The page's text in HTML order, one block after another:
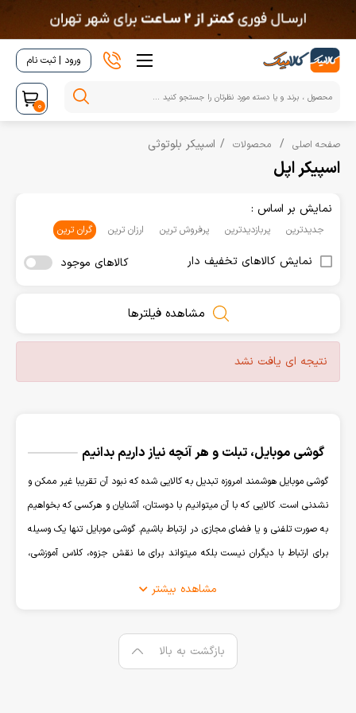
ورود | ثبت نام
0
صفحه اصلی محصولات اسپیکر بلوتوثی
اسپیکر اپل
نمایش بر اساس :
جدیدترین پربازدیدترین پرفروش ترین ارزان ترین گران ترین
نمایش کالاهای تخفیف دار کالاهای موجود
مشاهده فیلترها
نتیجه ای یافت نشد
گوشی موبایل، تبلت و هر آنچه نیاز داریم بدانیم
گوشی موبایل هوشمند امروزه تبدیل به کالایی شده که نبود آن تقریبا غیر ممکن و
نشدنی است. کالایی که با آن میتوانیم با دوستان، آشنایان و هرکسی که بخواهیم
به صورت تلفنی و یا فضای مجازی در ارتباط باشیم. گوشی موبایل تنها یک وسیله
برای ارتباط با دیگران نیست بلکه میتواند برای ما نقش جزوه، کلاس آموزشی،
بالایی برخوردار است، استفاده از شارژر اصل که به باتری آسیبی
وارد نکند، قاب و گلس برای محافظت از نمایشگر و بدنه ی گوشی
مشاهده بیشتر
بازگشت به بالا